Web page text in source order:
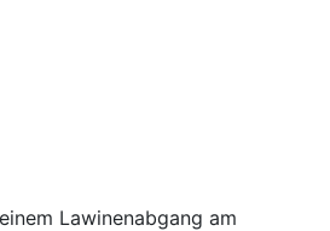
Lawinenabgang am